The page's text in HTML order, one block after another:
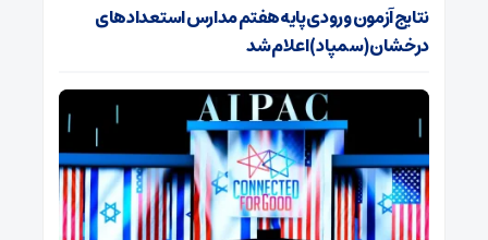
نتایج آزمون ورودی پایه هفتم مدارس استعدادهای
درخشان (سمپاد) اعلام شد